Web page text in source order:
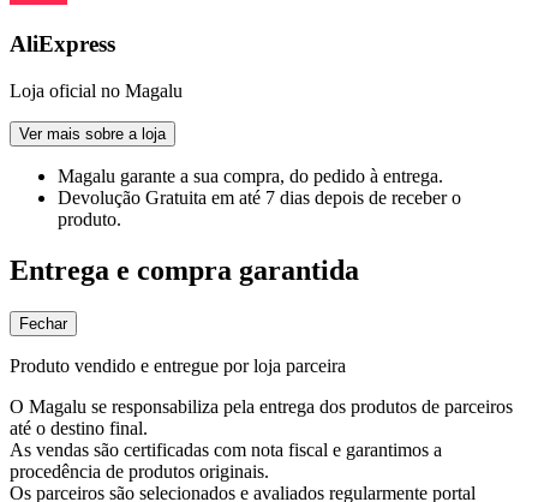
AliExpress
Loja oficial no Magalu
Ver mais sobre a loja
Magalu garante a sua compra, do pedido à entrega.
Devolução Gratuita em até 7 dias depois de receber o
produto.
Entrega e compra garantida
Fechar
Produto vendido e entregue por loja parceira
O Magalu se responsabiliza pela entrega dos produtos de parceiros
até o destino final.
As vendas são certificadas com nota fiscal e garantimos a
procedência de produtos originais.
Os parceiros são selecionados e avaliados regularmente portal